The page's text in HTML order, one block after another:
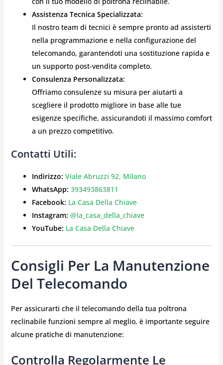
Assistenza Tecnica Specializzata:
Il nostro team di tecnici è sempre pronto ad assisterti
nella programmazione e nella configurazione del
telecomando, garantendoti una sostituzione rapida e
un supporto post-vendita completo.
Consulenza Personalizzata:
Offriamo consulenze su misura per aiutarti a
scegliere il prodotto migliore in base alle tue
esigenze specifiche, assicurandoti il massimo comfort
a un prezzo competitivo.
Contatti Utili:
Indirizzo: Viale Abruzzi 92, Milano
WhatsApp: 393493863811
Facebook: La Casa Della Chiave
Instagram: @la_casa_della_chiave
YouTube: La Casa Della Chiave
Consigli Per La Manutenzione
Del Telecomando
Per assicurarti che il telecomando della tua poltrona
reclinabile funzioni sempre al meglio, è importante seguire
alcune pratiche di manutenzione:
Controlla Regolarmente Le